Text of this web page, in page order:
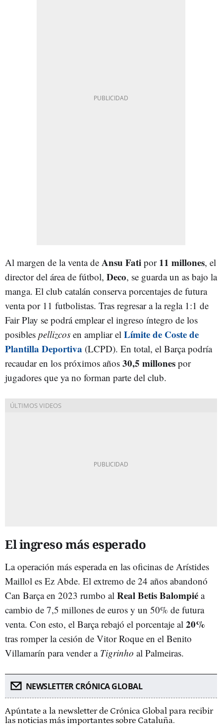
Al margen de la venta de Ansu Fati por 11 millones, el
director del área de fútbol, Deco, se guarda un as bajo la
manga. El club catalán conserva porcentajes de futura
venta por 11 futbolistas. Tras regresar a la regla 1:1 de
Fair Play se podrá emplear el ingreso íntegro de los
posibles pellizcos en ampliar el Límite de Coste de
Plantilla Deportiva (LCPD). En total, el Barça podría
recaudar en los próximos años 30,5 millones por
jugadores que ya no forman parte del club.
El ingreso más esperado
La operación más esperada en las oficinas de Arístides
Maillol es Ez Abde. El extremo de 24 años abandonó
Can Barça en 2023 rumbo al Real Betis Balompié a
cambio de 7,5 millones de euros y un 50% de futura
venta. Con esto, el Barça rebajó el porcentaje al 20%
tras romper la cesión de Vitor Roque en el Benito
Villamarín para vender a Tigrinho al Palmeiras.
NEWSLETTER CRÓNICA GLOBAL
Apúntate a la newsletter de Crónica Global para recibir
las noticias más importantes sobre Cataluña.